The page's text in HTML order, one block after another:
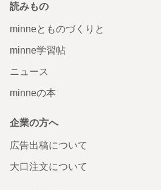
読みもの
minneとものづくりと
minne学習帖
ニュース
minneの本
企業の方へ
広告出稿について
大口注文について